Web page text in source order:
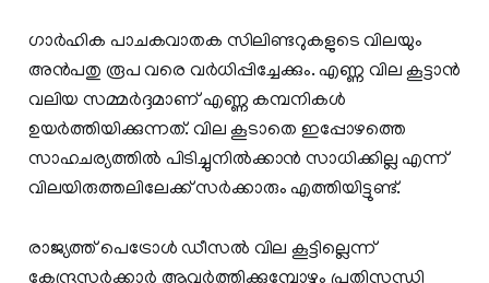
ഗാർഹിക പാചകവാതക സിലിണ്ടറുകളുടെ വിലയും
അൻപതു രൂപ വരെ വർധിപ്പിച്ചേക്കും. എണ്ണ വില കൂട്ടാൻ
വലിയ സമ്മർദ്ദമാണ് എണ്ണ കമ്പനികൾ
ഉയർത്തിയിക്കുന്നത്. വില കൂടാതെ ഇപ്പോഴത്തെ
സാഹചര്യത്തിൽ പിടിച്ചുനിൽക്കാൻ സാധിക്കില്ല എന്ന്
വിലയിരുത്തലിലേക്ക് സർക്കാരും എത്തിയിട്ടുണ്ട്.
രാജ്യത്ത് പെട്രോൾ ഡീസൽ വില കൂട്ടില്ലെന്ന്